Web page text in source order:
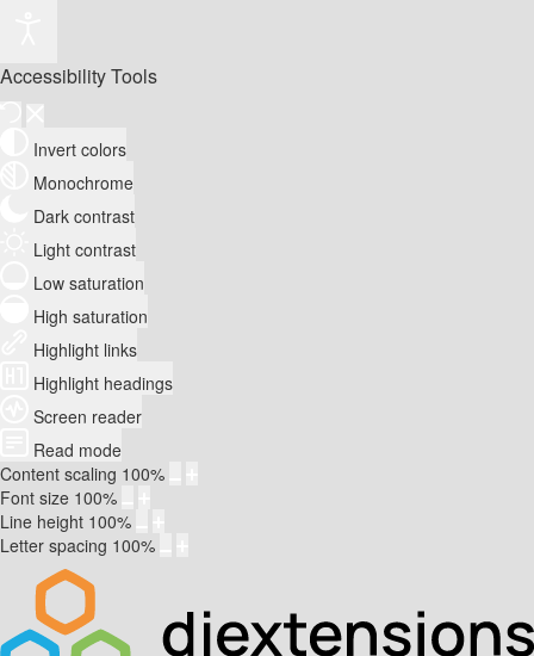
Accessibility Tools
Invert colors
Monochrome
Dark contrast
Light contrast
Low saturation
High saturation
Highlight links
Highlight headings
Screen reader
Read mode
Content scaling 100%
Font size 100%
Line height 100%
Letter spacing 100%